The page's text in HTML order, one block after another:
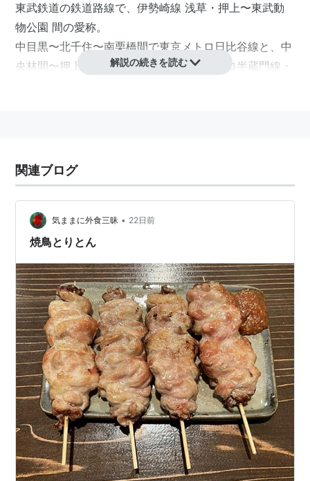
東武鉄道の鉄道路線で、伊勢崎線 浅草 ・押上〜東武動
物公園 間の愛称。
中目黒〜北千住〜南栗橋間で東京メトロ日比谷線と、 中
央林間〜押上 久喜・南栗橋間で東京メトロ半蔵門線・
号
TS-
浅草駅
TS-
02
とうきょうス
カイツリー駅
とうきょうス
カイツリー
-
TS-
03
押上駅
〈スカイツリ
ー前〉
おしあげ
(スカイツリ
ーまえ)
東京メトロ半蔵門線(相互直通
運転)
都営浅草線、京成押上線
TS-
04
曳舟駅 ひきふね 亀戸線
TS-
05
東向島駅
ひがしむこう
じま
-
TS-
06
鐘ヶ淵駅 かねがふち -
解説の続きを読む
関連ブログ
気ままに外食三昧 • 22日前
焼鳥とりとん